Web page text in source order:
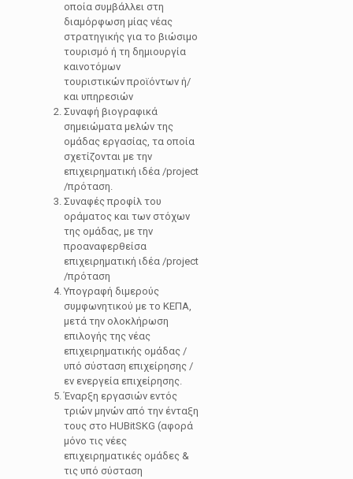
οποία συμβάλλει στη
διαμόρφωση μίας νέας
στρατηγικής για το βιώσιμο
τουρισμό ή τη δημιουργία
καινοτόμων
τουριστικών προϊόντων ή/
και υπηρεσιών
Συναφή βιογραφικά
σημειώματα μελών της
ομάδας εργασίας, τα οποία
σχετίζονται με την
επιχειρηματική ιδέα /project
/πρόταση.
Συναφές προφίλ του
οράματος και των στόχων
της ομάδας, με την
προαναφερθείσα
επιχειρηματική ιδέα /project
/πρόταση
Υπογραφή διμερούς
συμφωνητικού με το ΚΕΠΑ,
μετά την ολοκλήρωση
επιλογής της νέας
επιχειρηματικής ομάδας /
υπό σύσταση επιχείρησης /
εν ενεργεία επιχείρησης.
Έναρξη εργασιών εντός
τριών μηνών από την ένταξη
τους στο HUBitSKG (αφορά
μόνο τις νέες
επιχειρηματικές ομάδες &
τις υπό σύσταση